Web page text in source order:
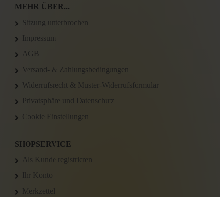
MEHR ÜBER...
Sitzung unterbrochen
Impressum
AGB
Versand- & Zahlungsbedingungen
Widerrufsrecht & Muster-Widerrufsformular
Privatsphäre und Datenschutz
Cookie Einstellungen
SHOPSERVICE
Als Kunde registrieren
Ihr Konto
Merkzettel